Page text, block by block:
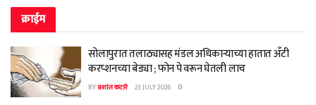
क्राईम
सोलापुरात तलाठ्यासह मंडल अधिकाऱ्याच्या हातात अँटी
करप्शनच्या बेड्या ; फोन पे वरून घेतली लाच
BYप्रशांत कटारे 23 JULY 2026 0